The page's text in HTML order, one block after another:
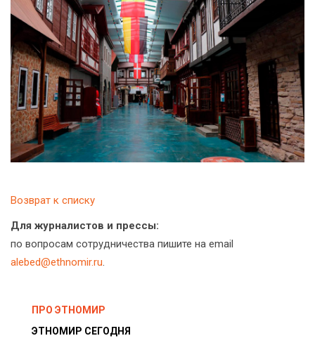
Возврат к списку
Для журналистов и прессы:
по вопросам сотрудничества пишите на email
alebed@ethnomir.ru.
ПРО ЭТНОМИР
ЭТНОМИР СЕГОДНЯ